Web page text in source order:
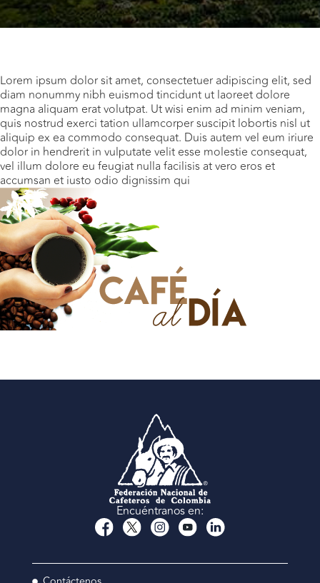
Lorem ipsum dolor sit amet, consectetuer adipiscing elit, sed
diam nonummy nibh euismod tincidunt ut laoreet dolore
magna aliquam erat volutpat. Ut wisi enim ad minim veniam,
quis nostrud exerci tation ullamcorper suscipit lobortis nisl ut
aliquip ex ea commodo consequat. Duis autem vel eum iriure
dolor in hendrerit in vulputate velit esse molestie consequat,
vel illum dolore eu feugiat nulla facilisis at vero eros et
accumsan et iusto odio dignissim qui
Encuéntranos en: